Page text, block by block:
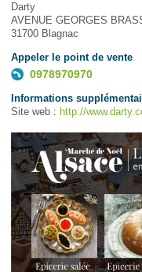
Darty
AVENUE GEORGES
31700 Blagnac
Appeler le point de vente
0978970970
Informations
Site web : http://